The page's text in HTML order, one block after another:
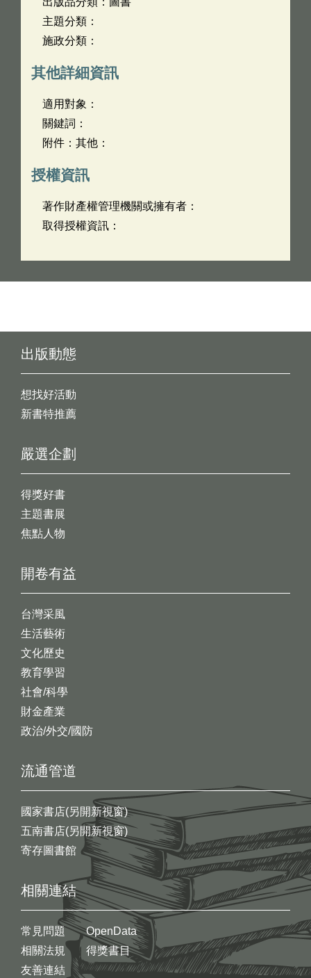
主題分類：
施政分類：
其他詳細資訊
適用對象：
關鍵詞：
附件：其他：
授權資訊
著作財產權管理機關或擁有者：
取得授權資訊：
出版動態
想找好活動
新書特推薦
開卷有益
台灣采風
生活藝術
文化歷史
教育學習
社會/科學
財金產業
政治/外交/國防
嚴選企劃
得獎好書
主題書展
焦點人物
流通管道
國家書店(另開新視窗)
五南書店(另開新視窗)
寄存圖書館
相關連結
常見問題
相關法規
友善連結
OpenData
得獎書目